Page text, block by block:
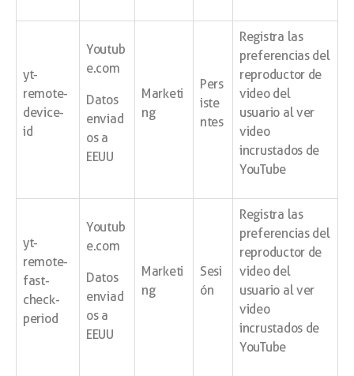
yt-
remote-
device-
id
Youtub
e.com
Datos
enviad
os a
EEUU
Marketi
ng
Pers
iste
ntes
Registra las
preferencias del
reproductor de
video del
usuario al ver
video
incrustados de
YouTube
yt-
remote-
fast-
check-
period
Youtub
e.com
Datos
enviad
os a
EEUU
Marketi
ng
Sesi
ón
Registra las
preferencias del
reproductor de
video del
usuario al ver
video
incrustados de
YouTube